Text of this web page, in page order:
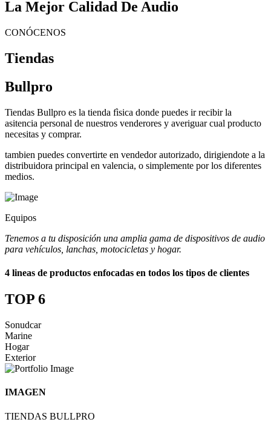
La Mejor Calidad De Audio
CONÓCENOS
Tiendas
Bullpro
Tiendas Bullpro es la tienda fìsica donde puedes ir recibir la
asitencia personal de nuestros venderores y averiguar cual producto
necesitas y comprar.
tambien puedes convertirte en vendedor autorizado, dirigiendote a la
distribuidora principal en valencia, o simplemente por los diferentes
medios.
Equipos
Tenemos a tu disposición una amplia gama de dispositivos de audio
para vehículos, lanchas, motocicletas y hogar.
4 lineas de productos enfocadas en todos los tipos de clientes
TOP 6
Sonudcar
Marine
Hogar
Exterior
IMAGEN
TIENDAS BULLPRO